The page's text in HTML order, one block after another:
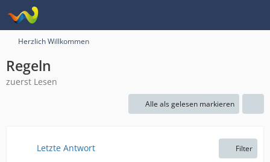
Herzlich Willkommen
Regeln
zuerst Lesen
Alle als gelesen markieren
Letzte Antwort Filter